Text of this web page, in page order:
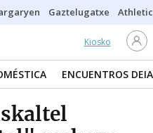
Gaztelugatxe Athletic
Kiosko
ENCUENTROS DEIA